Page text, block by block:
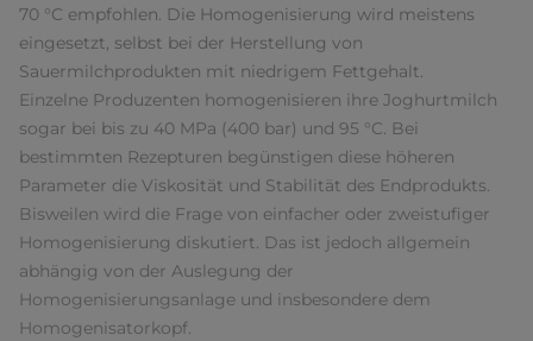
70 °C empfohlen. Die Homogenisierung wird meistens
eingesetzt, selbst bei der Herstellung von
Sauermilchprodukten mit niedrigem Fettgehalt.
Einzelne Produzenten homogenisieren ihre Joghurtmilch
sogar bei bis zu 40 MPa (400 bar) und 95 °C. Bei
bestimmten Rezepturen begünstigen diese höheren
Parameter die Viskosität und Stabilität des Endprodukts.
Bisweilen wird die Frage von einfacher oder zweistufiger
Homogenisierung diskutiert. Das ist jedoch allgemein
abhängig von der Auslegung der
Homogenisierungsanlage und insbesondere dem
Homogenisatorkopf.